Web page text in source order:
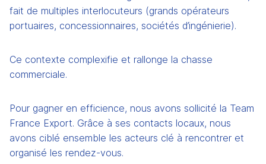
fait de multiples interlocuteurs (grands opérateurs
portuaires, concessionnaires, sociétés d’ingénierie).
Ce contexte complexifie et rallonge la chasse
commerciale.
Pour gagner en efficience, nous avons sollicité la Team
France Export. Grâce à ses contacts locaux, nous
avons ciblé ensemble les acteurs clé à rencontrer et
organisé les rendez-vous.